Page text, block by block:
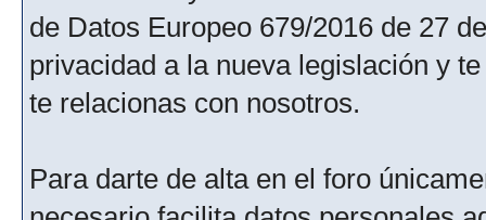
de Datos Europeo 679/2016 de 27
privacidad a la nueva legislación y
te relacionas con nosotros.
Para darte de alta en el foro